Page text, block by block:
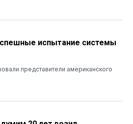
испытание системы
представители американского